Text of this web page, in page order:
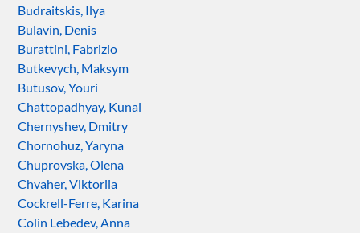
Budraitskis, Ilya
Bulavin, Denis
Burattini, Fabrizio
Butkevych, Maksym
Butusov, Youri
Chattopadhyay, Kunal
Chernyshev, Dmitry
Chornohuz, Yaryna
Chuprovska, Olena
Chvaher, Viktoriia
Cockrell-Ferre, Karina
Colin Lebedev, Anna